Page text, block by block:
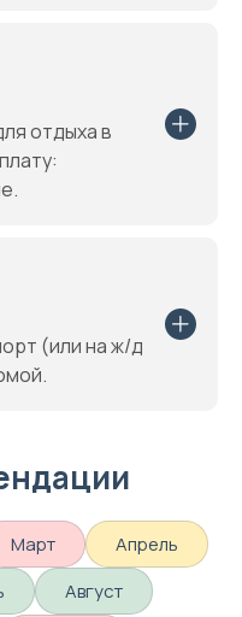
отдыха в
(или на ж/д
Март
Апрель
Август